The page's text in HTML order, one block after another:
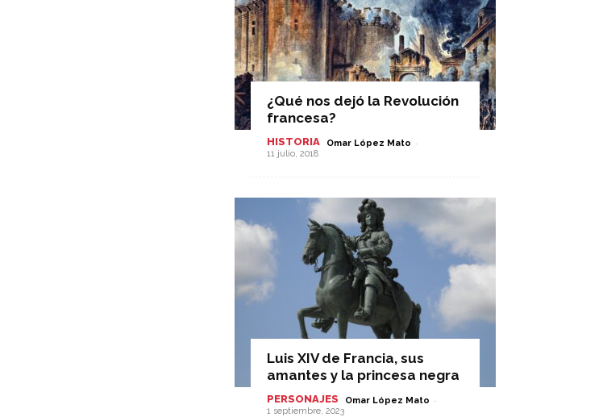
¿Qué nos dejó la Revolución
francesa?
HISTORIA Omar López Mato -
11 julio, 2018
Luis XIV de Francia, sus
amantes y la princesa negra
PERSONAJES Omar López Mato -
1 septiembre, 2023